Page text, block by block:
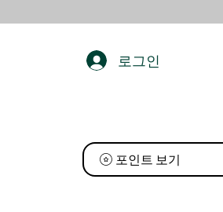
로그인
포인트 보기